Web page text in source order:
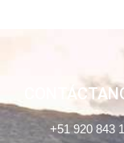
+51 920 843